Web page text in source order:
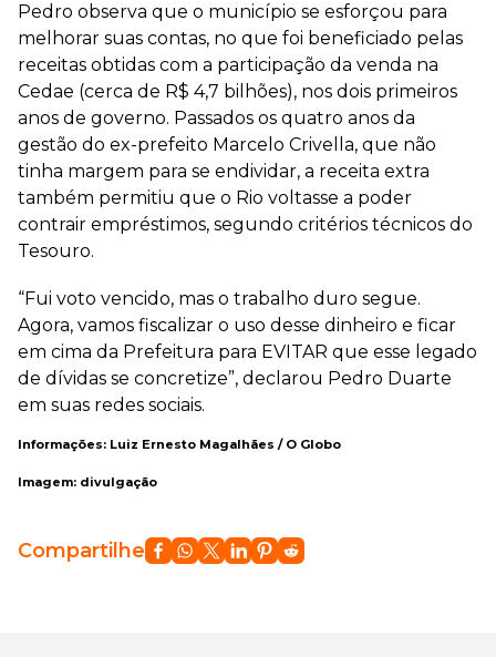
Pedro observa que o município se esforçou para
melhorar suas contas, no que foi beneficiado pelas
receitas obtidas com a participação da venda na
Cedae (cerca de R$ 4,7 bilhões), nos dois primeiros
anos de governo. Passados os quatro anos da
gestão do ex-prefeito Marcelo Crivella, que não
tinha margem para se endividar, a receita extra
também permitiu que o Rio voltasse a poder
contrair empréstimos, segundo critérios técnicos do
Tesouro.
“Fui voto vencido, mas o trabalho duro segue.
Agora, vamos fiscalizar o uso desse dinheiro e ficar
em cima da Prefeitura para EVITAR que esse legado
de dívidas se concretize”, declarou Pedro Duarte
em suas redes sociais.
Informações: Luiz Ernesto Magalhães / O Globo
Imagem: divulgação
Compartilhe